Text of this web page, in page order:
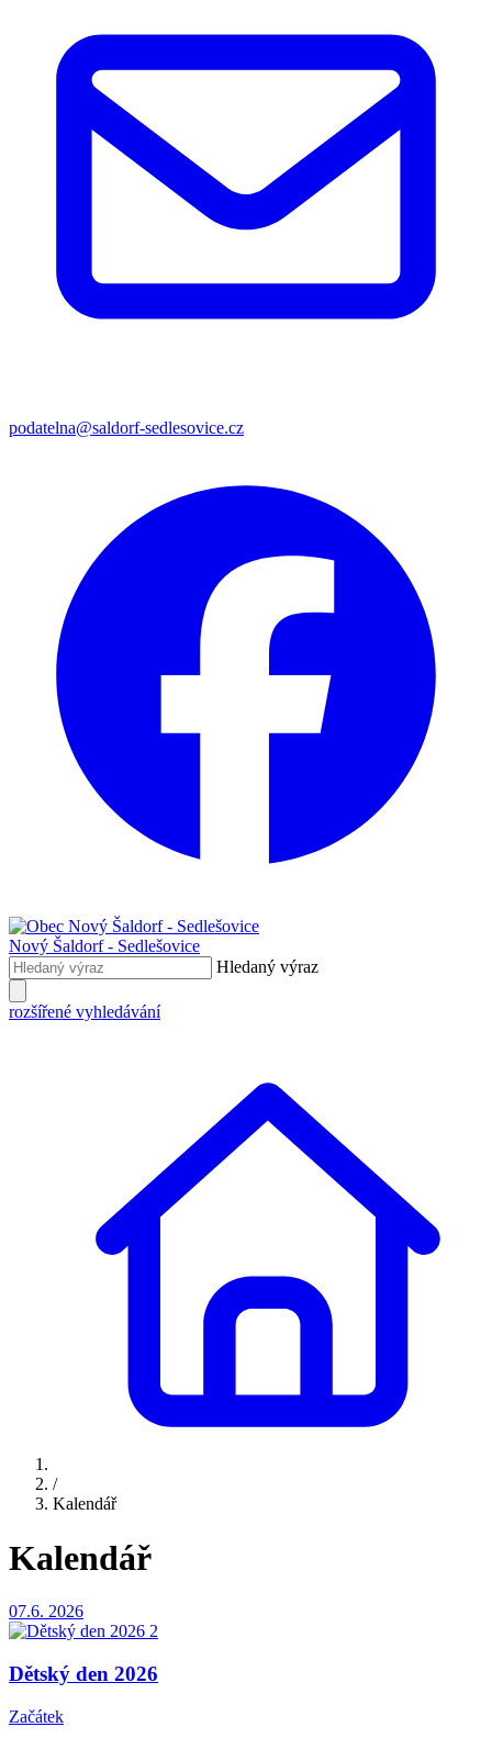
podatelna@saldorf-sedlesovice.cz
Nový Šaldorf - Sedlešovice
Hledaný výraz
rozšířené vyhledávání
/
Kalendář
Kalendář
07.6. 2026
Dětský den 2026
Začátek